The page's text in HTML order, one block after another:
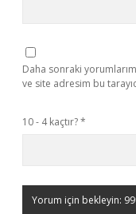
Daha sonraki
ve site adresim bu
10 - 4 kaçtır?*